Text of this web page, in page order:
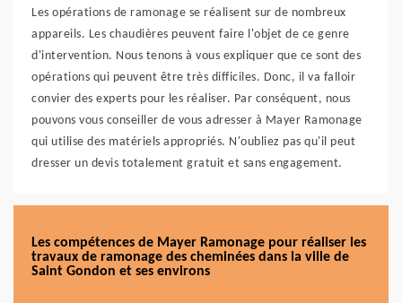
Les opérations de ramonage se réalisent sur de nombreux
appareils. Les chaudières peuvent faire l'objet de ce genre
d'intervention. Nous tenons à vous expliquer que ce sont des
opérations qui peuvent être très difficiles. Donc, il va falloir
convier des experts pour les réaliser. Par conséquent, nous
pouvons vous conseiller de vous adresser à Mayer Ramonage
qui utilise des matériels appropriés. N'oubliez pas qu'il peut
dresser un devis totalement gratuit et sans engagement.
Les compétences de Mayer Ramonage pour réaliser les
travaux de ramonage des cheminées dans la ville de
Saint Gondon et ses environs